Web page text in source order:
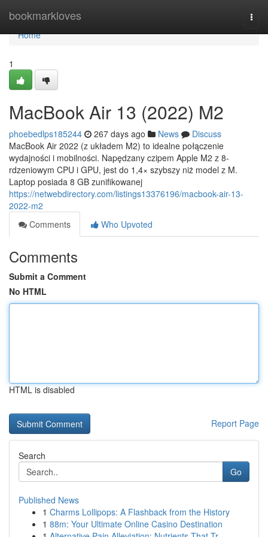
bookmarkloves
Home
Home
1
MacBook Air 13 (2022) M2
phoebedlps185244 267 days ago News
Discuss
MacBook Air 2022 (z układem M2) to idealne połączenie
wydajności i mobilności. Napędzany czipem Apple M2 z 8-
rdzeniowym CPU i GPU, jest do 1,4× szybszy niż model z M.
Laptop posiada 8 GB zunifikowanej
https://netwebdirectory.com/listings13376196/macbook-air-13-
2022-m2
Comments
Who Upvoted
Comments
Submit a Comment
No HTML
HTML is disabled
Report Page
Search
Go
Published News
1 Charms Lollipops: A Flashback from the History
1 88m: Your Ultimate Online Casino Destination